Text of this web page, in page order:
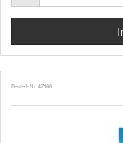
Bestell-Nr. 47166